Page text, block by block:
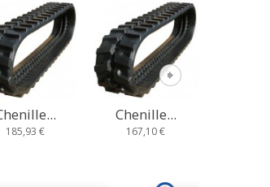
Chenille...
167,10 €
Chenille...
235,67 €